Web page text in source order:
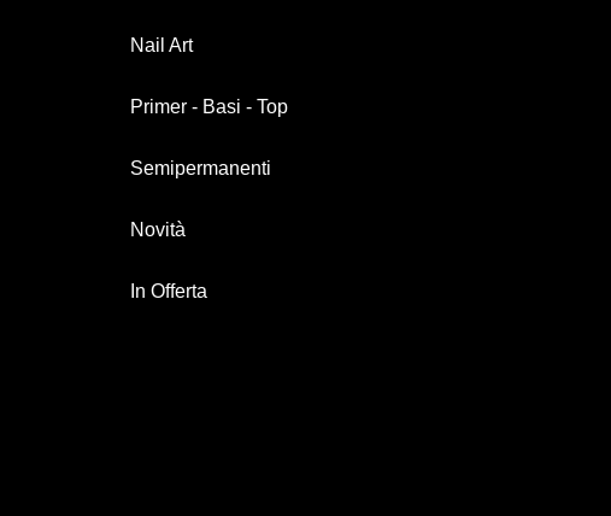
Nail Art
Primer - Basi - Top
Semipermanenti
Novità
In Offerta